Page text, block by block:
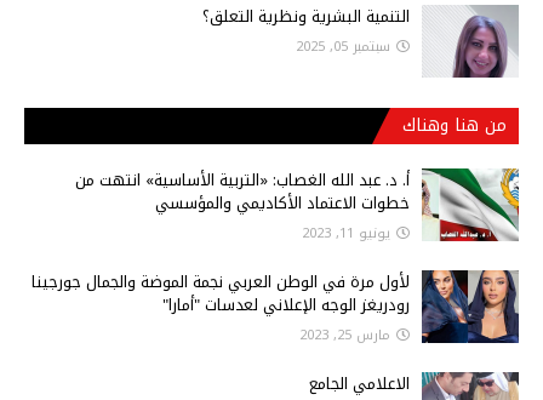
التنمية البشرية ونظرية التعلق؟
سبتمبر 05, 2025
من هنا وهناك
أ‌. د. عبد الله الغصاب: «التربية الأساسية» انتهت من
خطوات الاعتماد الأكاديمي والمؤسسي
يونيو 11, 2023
لأول مرة في الوطن العربي نجمة الموضة والجمال جورجينا
رودريغز الوجه الإعلاني لعدسات "أمارا"
مارس 25, 2023
الاعلامي الجامع